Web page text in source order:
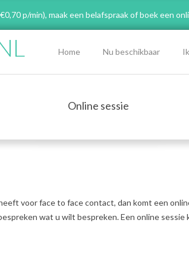
p/min), maak een belafspraakof boek een
Menu
Home Nu beschikbaar
Online sessie
voor face to face contact, dan komt een
wat u wilt bespreken. Een online sessie